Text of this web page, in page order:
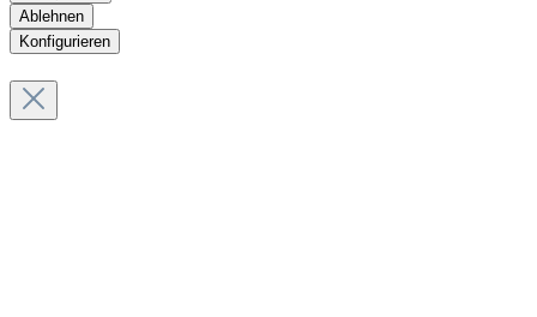
Ablehnen
Konfigurieren